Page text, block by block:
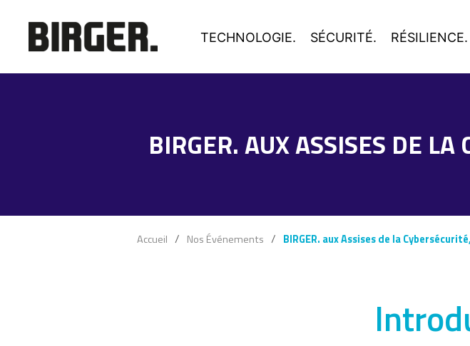
TECHNOLOGIE. SÉCURITÉ. RÉSILIENCE.
BIRGER. AUX ASSISES DE
Accueil Nos Événements BIRGER. aux Assises de la